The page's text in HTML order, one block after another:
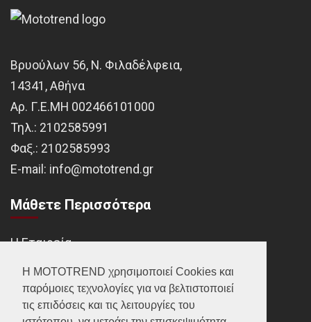
Η MOTOTREND χρησιμοποιεί Cookies και
παρόμοιες τεχνολογίες για να βελτιστοποιεί
τις επιδόσεις και τις λειτουργίες του
Βρυούλων 56, Ν. Φιλαδέλφεια,
14341, Αθήνα
Αρ. Γ.Ε.ΜΗ 002466101000
Τηλ.: 2102585991
Φαξ.: 2102585993
Ε-mail: info@mototrend.gr
Μάθετε Περισσότερα
Η Εταιρεία
Brands
Νέα
Οικονομικά στοιχεία